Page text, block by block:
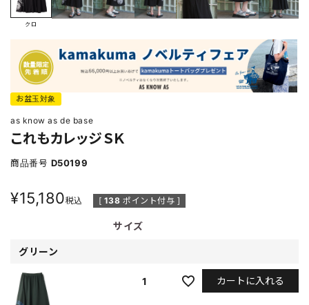
クロ
お盆玉対象
as know as de base
これもカレッジＳＫ
商品番号 D50199
¥15,180税込 [ 138 ポイント付与 ]
サイズ
グリーン
1 カートに入れる